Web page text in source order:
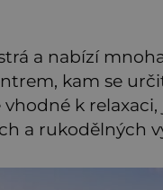
a nabízí
kam se
k
a rukodělných